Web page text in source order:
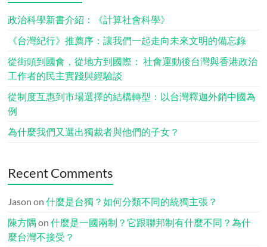
政治科學新書介紹：《計算社會科學》
《台灣紀行》推薦序：讓我們一起走向未來文明的備忘錄
從街頭到國會，從地方到國際： 社會運動後台灣與香港政治
工作者的民主實踐與經驗談
從制度互惠到市場選擇的結構轉型：以台灣釋迦外銷中國為
例
為什麼我們又選出獨裁者與他們的子女？
Recent Comments
Jason on什麼是台獨？如何分類不同的統獨主張？
陳方隅 on什麼是一國兩制？它跟聯邦制有什麼不同？為什
麼台灣不接受？